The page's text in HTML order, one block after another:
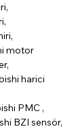
motor
harici
PMC ,
BZI sensör,